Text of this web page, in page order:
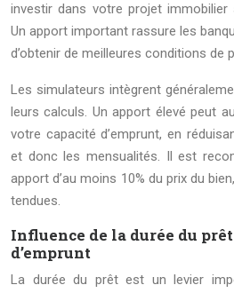
investir dans votre projet immobilier
Un apport important rassure les
d’obtenir de meilleures conditions de
Les simulateurs intègrent
leurs calculs. Un apport élevé peut
votre capacité d’emprunt, en
et donc les mensualités. Il est
apport d’au moins 10% du prix du
tendues.
Influence de la durée du
d’emprunt
La durée du prêt est un levier